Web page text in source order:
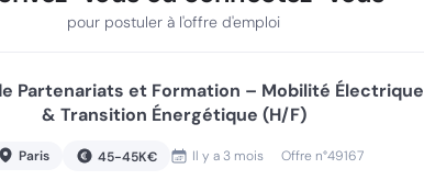
pour postuler à l'offre d'emploi
Partenariats et Formation – Mobilité Électrique
& Transition Énergétique (H/F)
Paris 45-45K€ Il y a 3 mois Offre n°49167